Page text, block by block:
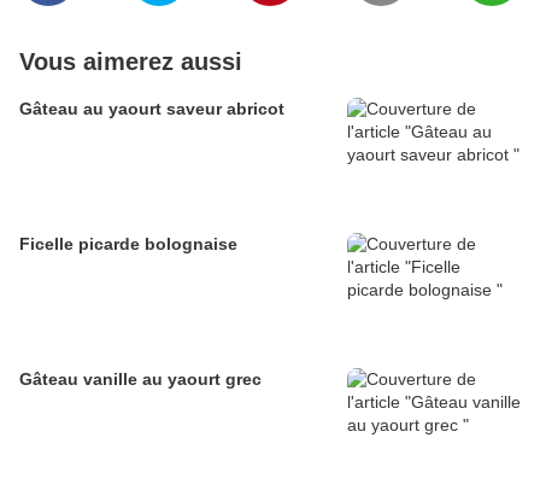
Vous aimerez aussi
Gâteau au yaourt saveur abricot
Ficelle picarde bolognaise
Gâteau vanille au yaourt grec